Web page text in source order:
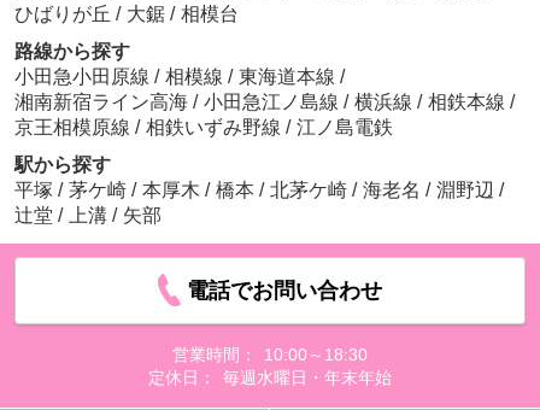
ひばりが丘 / 大鋸 / 相模台
路線から探す
小田急小田原線 / 相模線 / 東海道本線 /
湘南新宿ライン高海 / 小田急江ノ島線 / 横浜線 / 相鉄本線 /
京王相模原線 / 相鉄いずみ野線 / 江ノ島電鉄
駅から探す
平塚 / 茅ケ崎 / 本厚木 / 橋本 / 北茅ケ崎 / 海老名 / 淵野辺 /
辻堂 / 上溝 / 矢部
電話でお問い合わせ
営業時間：
10:00～18:30
定休日：
毎週水曜日・年末年始